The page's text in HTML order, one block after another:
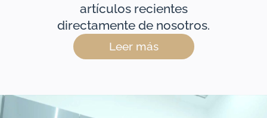
artículos recientes
directamente de nosotros.
Leer más